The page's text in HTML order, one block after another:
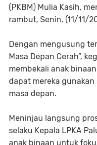
(PKBM) Mulia Kasih,
rambut, Senin, (11/11/
Dengan mengusung
Masa Depan Cerah”,
membekali anak
dapat mereka
masa depan.
Meninjau langsung
selaku Kepala LPKA
anak binaan untuk